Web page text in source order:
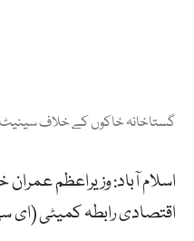
گستاخانہ خاکوں کے خلاف سینیٹ
اقتصادی رابطہ کمیٹی